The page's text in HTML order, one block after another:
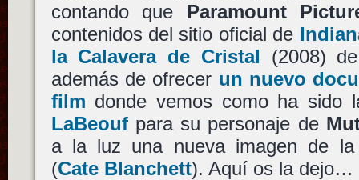
contando que Paramount
contenidos del sitio oficial de
la Calavera de Cristal (2008)
además de ofrecer un nuevo
film donde vemos como ha sido
LaBeoufpara su personaje de
a la luz una nueva imagen de
(Cate Blanchett). Aquí os la dejo…